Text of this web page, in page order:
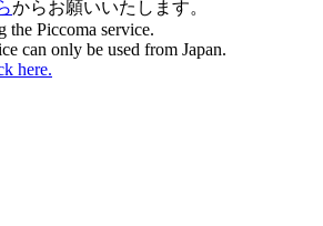
からお願いいたします。
the Piccoma service.
can only be used from Japan.
here.